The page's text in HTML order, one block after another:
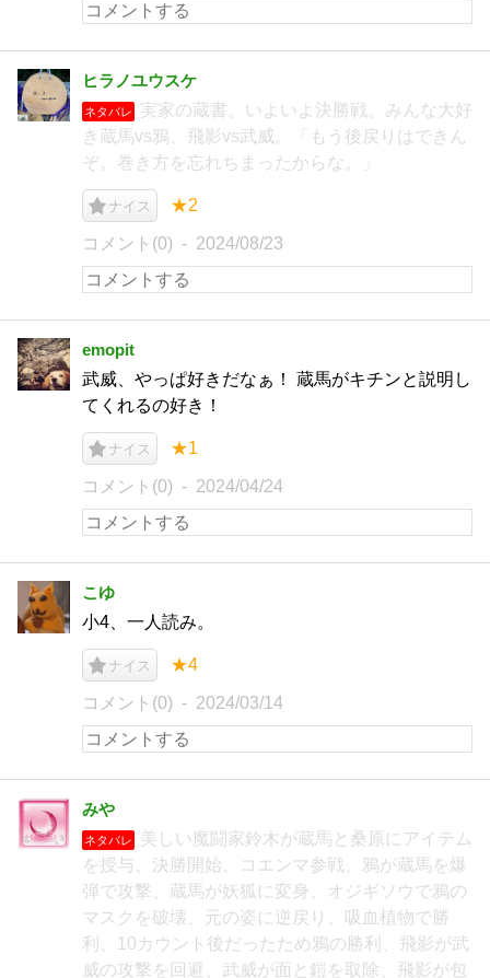
ヒラノユウスケ
ネタバレ
実家の蔵書。いよいよ決勝戦。みんな大好
き蔵馬vs鴉、飛影vs武威。「もう後戻りはできん
ぞ。巻き方を忘れちまったからな。」
ナイス ★2
コメント(0) 2024/08/23
emopit
武威、やっぱ好きだなぁ！ 蔵馬がキチンと説明し
てくれるの好き！
ナイス ★1
コメント(0) 2024/04/24
こゆ
小4、一人読み。
ナイス ★4
コメント(0) 2024/03/14
みや
ネタバレ
美しい魔闘家鈴木が蔵馬と桑原にアイテム
を授与、決勝開始、コエンマ参戦、鴉が蔵馬を爆
弾で攻撃、蔵馬が妖狐に変身、オジギソウで鴉の
マスクを破壊、元の姿に逆戻り、吸血植物で勝
利、10カウント後だったため鴉の勝利、飛影が武
威の攻撃を回避、武威が面と鎧を取除、飛影が包